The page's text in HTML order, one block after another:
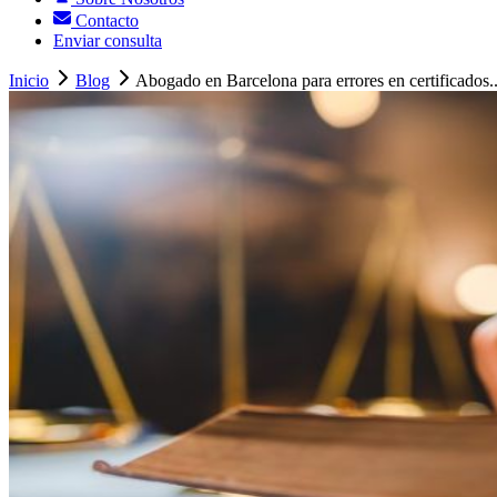
Contacto
Enviar consulta
Inicio Blog Abogado en Barcelona para errores en